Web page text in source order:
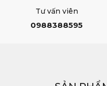
Tư vấn viên
0988388595